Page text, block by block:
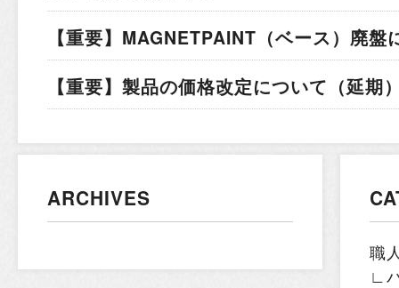
【重要】MAGNETPAINT（ベース）廃
【重要】製品の価格改定について（延期
ARCHIVES
職
∟